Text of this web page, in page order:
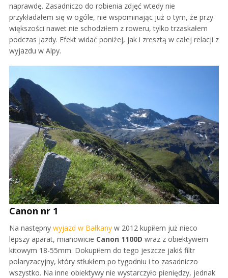
naprawdę. Zasadniczo do robienia zdjęć wtedy nie
przykładałem się w ogóle, nie wspominając już o tym, że przy
większości nawet nie schodziłem z roweru, tylko trzaskałem
podczas jazdy. Efekt widać poniżej, jak i zresztą w całej relacji z
wyjazdu w Alpy.
Canon nr 1
Na następny wyjazd w Bałkany w 2012 kupiłem już nieco
lepszy aparat, mianowicie Canon 1100D wraz z obiektywem
kitowym 18-55mm. Dokupiłem do tego jeszcze jakiś filtr
polaryzacyjny, który stłukłem po tygodniu i to zasadniczo
wszystko. Na inne obiektywy nie wystarczyło pieniędzy, jednak